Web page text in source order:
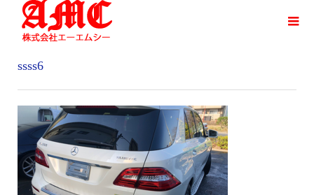
ssss6